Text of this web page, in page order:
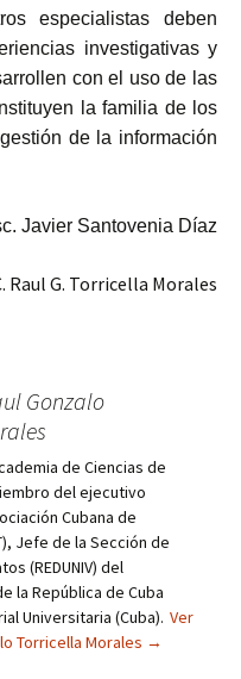
especialistas deben
investigativas y
con el uso de las
la familia de los
de la información
Javier Santovenia Díaz
Raul G. Torricella Morales
Gonzalo
de Ciencias de
del ejecutivo
Cubana de
Jefe de la Sección de
(REDUNIV) del
la República de Cuba
Universitaria (Cuba). Ver
Torricella Morales →